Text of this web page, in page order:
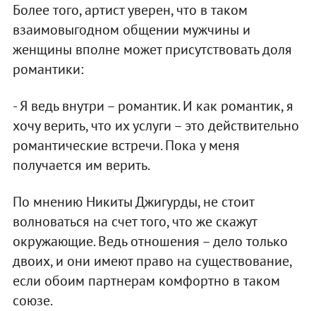
Более того, артист уверен, что в таком
взаимовыгодном общении мужчины и
женщины вполне может присутствовать доля
романтики:
- Я ведь внутри – романтик. И как романтик, я
хочу верить, что их услуги – это действительно
романтические встречи. Пока у меня
получается им верить.
По мнению Никиты Джигурды, не стоит
волноваться на счет того, что же скажут
окружающие. Ведь отношения – дело только
двоих, и они имеют право на существование,
если обоим партнерам комфортно в таком
союзе.